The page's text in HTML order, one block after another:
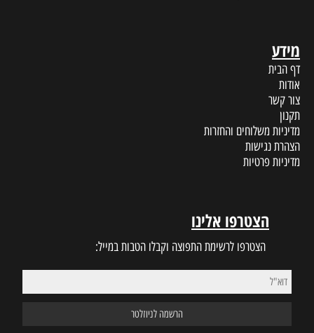
מידע
דף הבית
אודות
צור קשר
תקנון
מדיניות משלוחים והחזרות
הצהרת נגישות
מדיניות פרטיות
הצטרפו אלינו
הצטרפו לרשימת התפוצה וקבלו הטבות במייל: